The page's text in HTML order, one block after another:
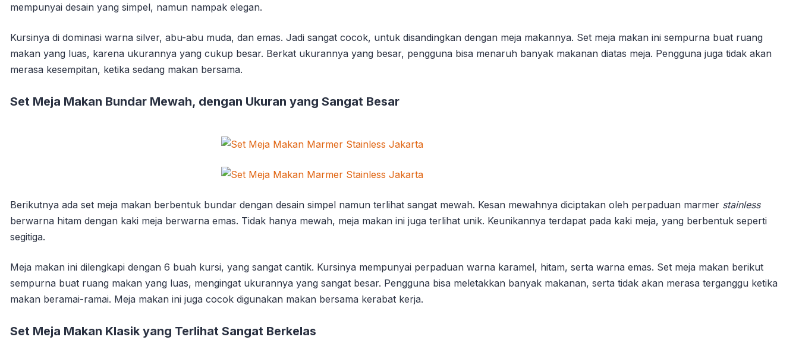
mempunyai desain yang simpel, namun nampak elegan.
Kursinya di dominasi warna silver, abu-abu muda, dan emas. Jadi sangat cocok, untuk disandingkan dengan meja makannya. Set meja makan ini sempurna buat ruang
makan yang luas, karena ukurannya yang cukup besar. Berkat ukurannya yang besar, pengguna bisa menaruh banyak makanan diatas meja. Pengguna juga tidak akan
merasa kesempitan, ketika sedang makan bersama.
Set Meja Makan Bundar Mewah, dengan Ukuran yang Sangat Besar
Berikutnya ada set meja makan berbentuk bundar dengan desain simpel namun terlihat sangat mewah. Kesan mewahnya diciptakan oleh perpaduan marmer stainless
berwarna hitam dengan kaki meja berwarna emas. Tidak hanya mewah, meja makan ini juga terlihat unik. Keunikannya terdapat pada kaki meja, yang berbentuk seperti
segitiga.
Meja makan ini dilengkapi dengan 6 buah kursi, yang sangat cantik. Kursinya mempunyai perpaduan warna karamel, hitam, serta warna emas. Set meja makan berikut
sempurna buat ruang makan yang luas, mengingat ukurannya yang sangat besar. Pengguna bisa meletakkan banyak makanan, serta tidak akan merasa terganggu ketika
makan beramai-ramai. Meja makan ini juga cocok digunakan makan bersama kerabat kerja.
Set Meja Makan Klasik yang Terlihat Sangat Berkelas